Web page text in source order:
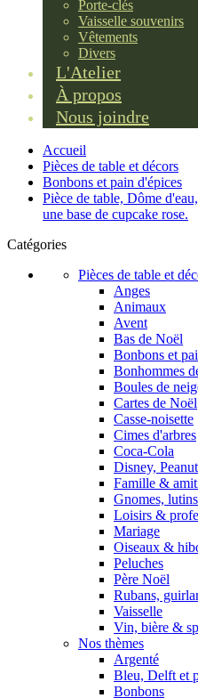
Porte-clés
Vaisselle souvenirs
Vêtements
Divers
L'Atelier
À propos
Nous joindre
Accueil
Pièces de table et décors
Bonbons et pain d'épices
Pièce de table, Dôme
une base de cupcake rose.
Catégories
Nos thèmes
Argenté
Bleu, Delft et
Bonbons
Pièces de table et
Anges
Animaux
Avent
Bas de Noël
Bonbons et
Bonhommes
Boules de
Cartes de Noël
Casse-noisette
Cimes d'arbres
Coca-Cola
Disney,
Famille &
Gnomes,
Loisirs &
Mariage
Oiseaux &
Peluches
Père Noël
Rubans,
Vaisselle
Vin, bière &